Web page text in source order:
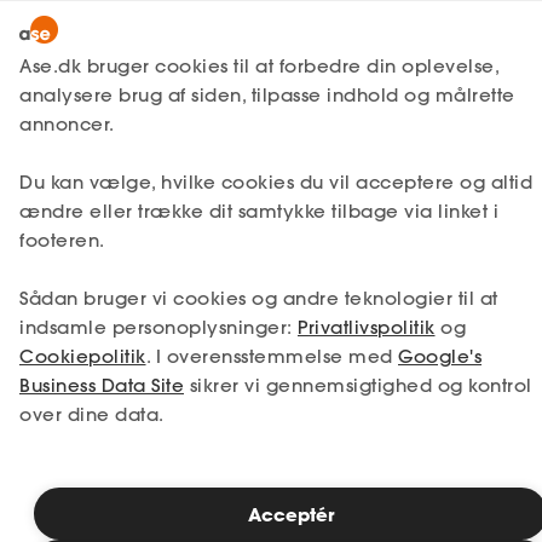
MitAse
Ase Selvstændig
Dokumenter.dk
Lønmodtager
Selvstændig
Etableret
Produkter
Få svar
Fordele
Studerende
Selvstændig Få svar Medarbejderforhold
Barsel og refusion for
arbejdsgivere
En medarbejder har netop fortalt dig, at
han eller hun skal være forælder. Her får du
et overblik over, hvilke rettigheder du og
din medarbejder har i forbindelse med
både graviditet og barsel.
Ase.dk bruger cookies til at forbedre din oplevelse,
analysere brug af siden, tilpasse indhold og målrette
annoncer.
Du kan vælge, hvilke cookies du vil acceptere og altid
ændre eller trække dit samtykke tilbage via linket i
footeren.
Sådan bruger vi cookies og andre teknologier til at
indsamle personoplysninger: Privatlivspolitik og
Cookiepolitik. I overensstemmelse med Google's
Business Data Site sikrer vi gennemsigtighed og kontrol
over dine data.
Acceptér